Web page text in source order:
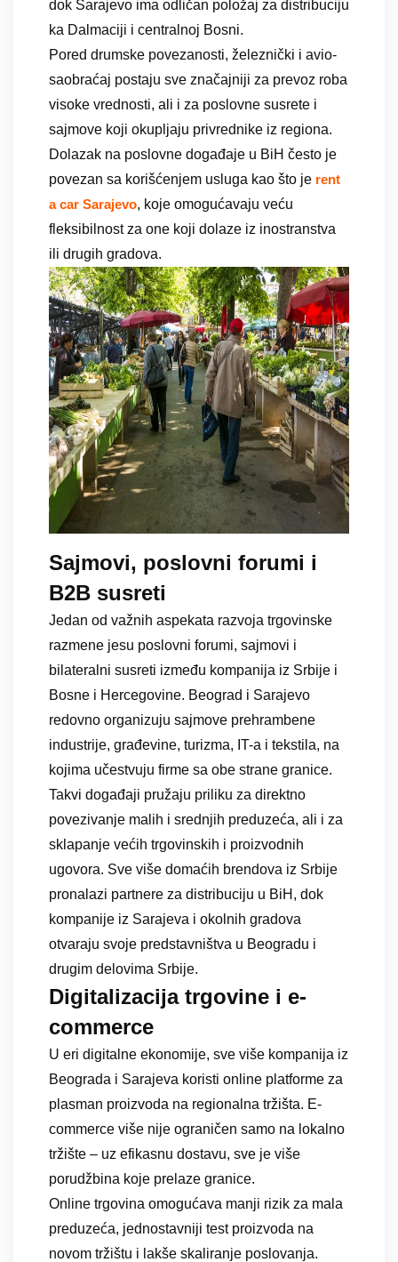
dok Sarajevo ima odličan položaj za distribuciju
ka Dalmaciji i centralnoj Bosni.
Pored drumske povezanosti, železnički i avio-
saobraćaj postaju sve značajniji za prevoz roba
visoke vrednosti, ali i za poslovne susrete i
sajmove koji okupljaju privrednike iz regiona.
Dolazak na poslovne događaje u BiH često je
povezan sa korišćenjem usluga kao što je rent
a car Sarajevo, koje omogućavaju veću
fleksibilnost za one koji dolaze iz inostranstva
ili drugih gradova.
Sajmovi, poslovni forumi i
B2B susreti
Jedan od važnih aspekata razvoja trgovinske
razmene jesu poslovni forumi, sajmovi i
bilateralni susreti između kompanija iz Srbije i
Bosne i Hercegovine. Beograd i Sarajevo
redovno organizuju sajmove prehrambene
industrije, građevine, turizma, IT-a i tekstila, na
kojima učestvuju firme sa obe strane granice.
Takvi događaji pružaju priliku za direktno
povezivanje malih i srednjih preduzeća, ali i za
sklapanje većih trgovinskih i proizvodnih
ugovora. Sve više domaćih brendova iz Srbije
pronalazi partnere za distribuciju u BiH, dok
kompanije iz Sarajeva i okolnih gradova
otvaraju svoje predstavništva u Beogradu i
drugim delovima Srbije.
Digitalizacija trgovine i e-
commerce
U eri digitalne ekonomije, sve više kompanija iz
Beograda i Sarajeva koristi online platforme za
plasman proizvoda na regionalna tržišta. E-
commerce više nije ograničen samo na lokalno
tržište – uz efikasnu dostavu, sve je više
porudžbina koje prelaze granice.
Online trgovina omogućava manji rizik za mala
preduzeća, jednostavniji test proizvoda na
novom tržištu i lakše skaliranje poslovanja.